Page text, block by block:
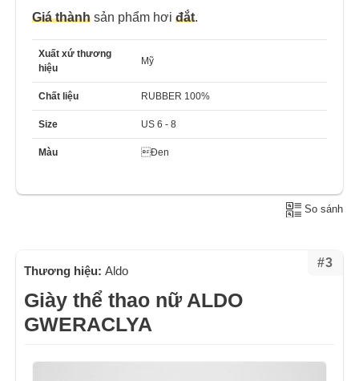
Giá thành sản phẩm hơi đắt.
Xuất xứ thương
hiệu
Mỹ
Chất liệu RUBBER 100%
Size US 6 - 8
Màu Đen
So sánh
#3
Thương hiệu: Aldo
Giày thể thao nữ ALDO
GWERACLYA